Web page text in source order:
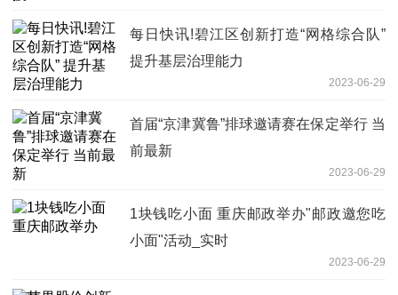
每日快讯!碧江区创新打造“网格综合队”
提升基层治理能力
2023-06-29
首届“京津冀鲁”排球邀请赛在保定举行 当
前最新
2023-06-29
1块钱吃小面 重庆邮政举办"邮政邀您吃
小面"活动_实时
2023-06-29